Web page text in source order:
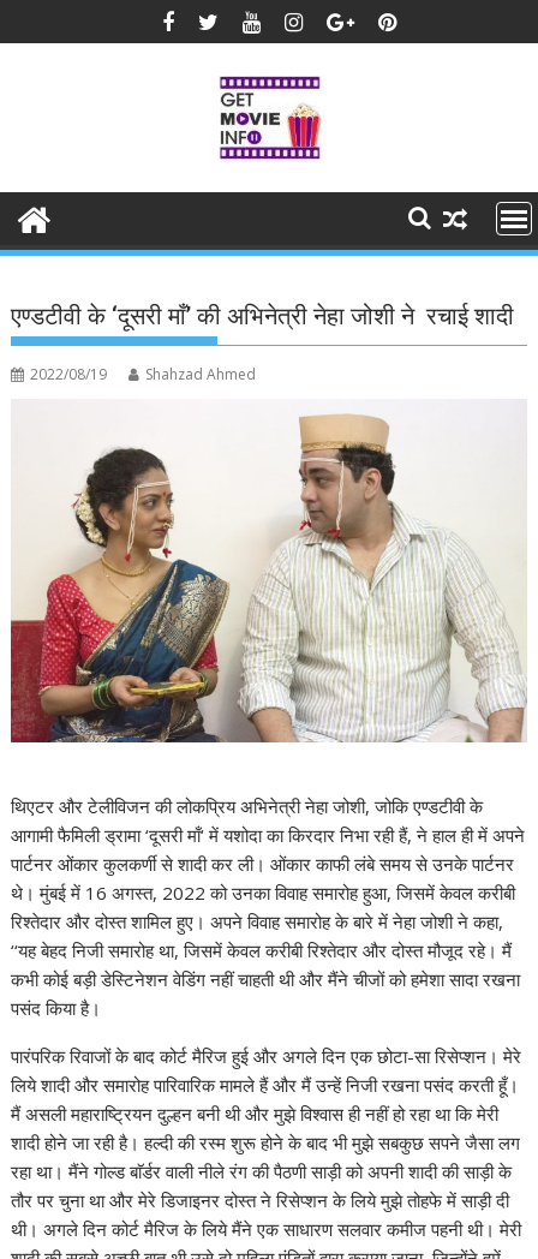
to
एण्डटीवी के ‘दूसरी माँ’ की अभिनेत्री नेहा जोशी ने रचाई शादी
2022/08/19 Shahzad Ahmed
थिएटर और टेलीविजन की लोकप्रिय अभिनेत्री नेहा जोशी, जोकि एण्डटीवी के
आगामी फैमिली ड्रामा ‘दूसरी माँ‘ में यशोदा का किरदार निभा रही हैं, ने हाल ही में अपने
पार्टनर ओंकार कुलकर्णी से शादी कर ली। ओंकार काफी लंबे समय से उनके पार्टनर
थे। मुंबई में 16 अगस्त, 2022 को उनका विवाह समारोह हुआ, जिसमें केवल करीबी
रिश्तेदार और दोस्त शामिल हुए। अपने विवाह समारोह के बारे में नेहा जोशी ने कहा,
‘‘यह बेहद निजी समारोह था, जिसमें केवल करीबी रिश्तेदार और दोस्त मौजूद रहे। मैं
कभी कोई बड़ी डेस्टिनेशन वेडिंग नहीं चाहती थी और मैंने चीजों को हमेशा सादा रखना
पसंद किया है।
पारंपरिक रिवाजों के बाद कोर्ट मैरिज हुई और अगले दिन एक छोटा-सा रिसेप्शन। मेरे
लिये शादी और समारोह पारिवारिक मामले हैं और मैं उन्हें निजी रखना पसंद करती हूँ।
मैं असली महाराष्ट्रियन दुल्हन बनी थी और मुझे विश्वास ही नहीं हो रहा था कि मेरी
शादी होने जा रही है। हल्दी की रस्म शुरू होने के बाद भी मुझे सबकुछ सपने जैसा लग
रहा था। मैंने गोल्ड बाॅर्डर वाली नीले रंग की पैठणी साड़ी को अपनी शादी की साड़ी के
तौर पर चुना था और मेरे डिजाइनर दोस्त ने रिसेप्शन के लिये मुझे तोहफे में साड़ी दी
थी। अगले दिन कोर्ट मैरिज के लिये मैंने एक साधारण सलवार कमीज पहनी थी। मेरी